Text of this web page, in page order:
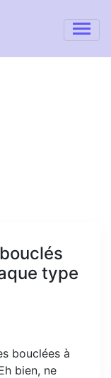
type
bouclées à
bien, ne